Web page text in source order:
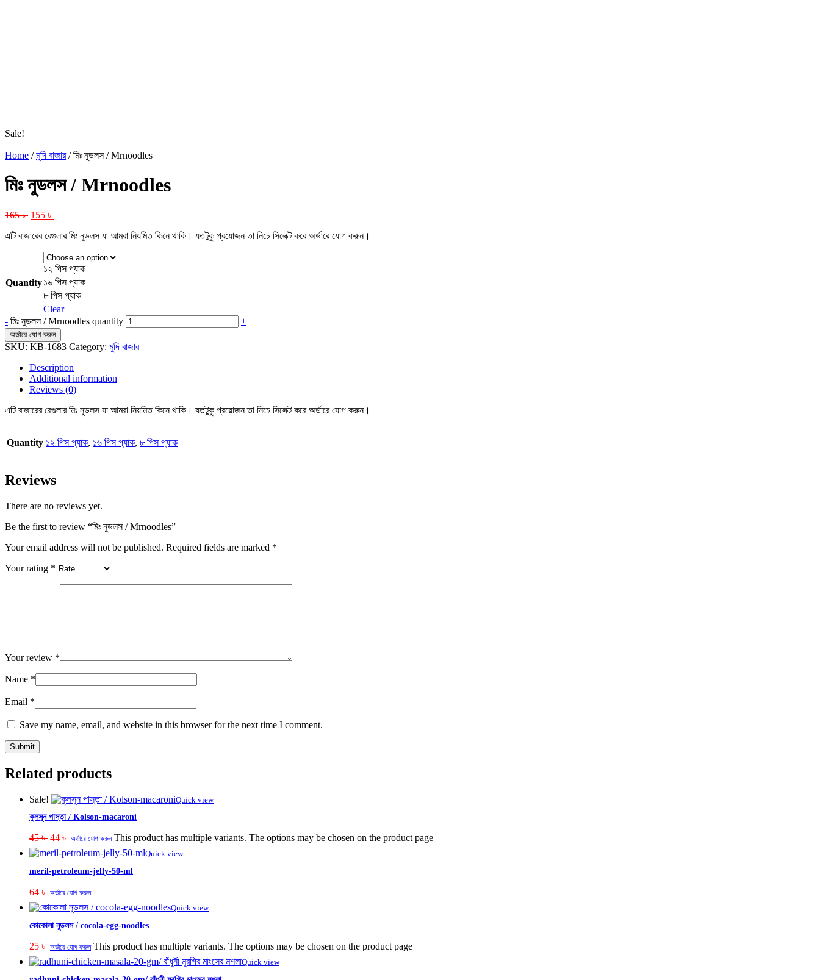
Sale!
Home /মুদি বাজার/ মিঃ নুডলস / Mrnoodles
মিঃ নুডলস / Mrnoodles
165৳ 155 ৳
এটি বাজারের রেগুলার মিঃ নুডলস যা আমরা নিয়মিত কিনে থাকি। যতটুকু প্রয়োজন তা নিচে সিলেক্ট করে অর্ডারে যোগ করুন।
Quantity
১২ পিস প্যাক
১৬ পিস প্যাক
৮ পিস প্যাক
Clear
- মিঃ নুডলস / Mrnoodles quantity +
অর্ডারে যোগ করুন
SKU: KB-1683 Category: মুদি বাজার
Description
Additional information
Reviews (0)
এটি বাজারের রেগুলার মিঃ নুডলস যা আমরা নিয়মিত কিনে থাকি। যতটুকু প্রয়োজন তা নিচে সিলেক্ট করে অর্ডারে যোগ করুন।
Quantity ১২ পিস প্যাক, ১৬ পিস প্যাক, ৮ পিস প্যাক
Reviews
There are no reviews yet.
Be the first to review “মিঃ নুডলস / Mrnoodles”
Your email address will not be published. Required fields are marked *
Your rating *
Your review *
Name *
Email *
Save my name, email, and website in this browser for the next time I comment.
Related products
Sale! Quick view
কুলসুন পাস্তা / Kolson-macaroni
45৳ 44 ৳ অর্ডারে যোগ করুন This product has multiple variants. The options may be chosen on the product page
Quick view
meril-petroleum-jelly-50-ml
64 ৳ অর্ডারে যোগ করুন
Quick view
কোকোলা নুডলস / cocola-egg-noodles
25 ৳ অর্ডারে যোগ করুন This product has multiple variants. The options may be chosen on the product page
Quick view